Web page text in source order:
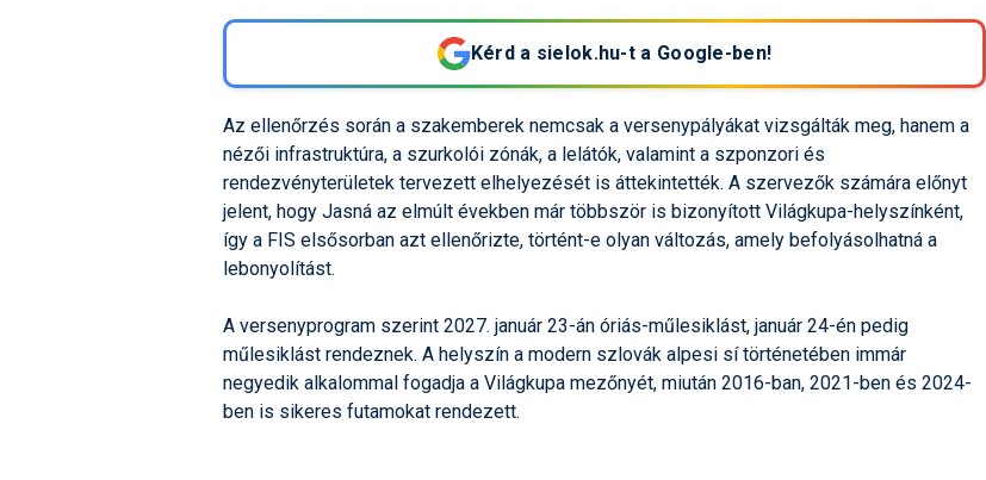
Kérd a sielok.hu-t a Google-ben!
Az ellenőrzés során a szakemberek nemcsak a versenypályákat vizsgálták meg, hanem a
nézői infrastruktúra, a szurkolói zónák, a lelátók, valamint a szponzori és
rendezvényterületek tervezett elhelyezését is áttekintették. A szervezők számára előnyt
jelent, hogy Jasná az elmúlt években már többször is bizonyított Világkupa-helyszínként,
így a FIS elsősorban azt ellenőrizte, történt-e olyan változás, amely befolyásolhatná a
lebonyolítást.
A versenyprogram szerint 2027. január 23-án óriás-műlesiklást, január 24-én pedig
műlesiklást rendeznek. A helyszín a modern szlovák alpesi sí történetében immár
negyedik alkalommal fogadja a Világkupa mezőnyét, miután 2016-ban, 2021-ben és 2024-
ben is sikeres futamokat rendezett.